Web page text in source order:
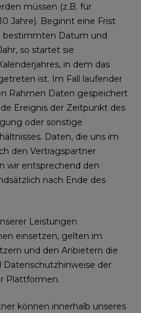
müssen (z.B. für
Jahre). Beginnt eine Frist
bestimmten Datum und
so startet sie
in dem das
ist. Im Fall laufender
Rahmen Daten gespeichert
Ereignis der Zeitpunkt des
oder sonstige
Daten, die uns im
den Vertragspartner
wir entsprechend den
nach Ende des
Leistungen
einsetzen, gelten im
und den Anbietern die
der
Plattformen.
können innerhalb unseres